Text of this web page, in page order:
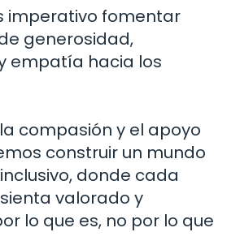
imperativo fomentar
generosidad,
empatía hacia los
compasión y el apoyo
construir un mundo
donde cada
valorado y
lo que es, no por lo que